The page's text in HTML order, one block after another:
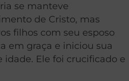
se manteve
de Cristo, mas
filhos com seu esposo
em graça e iniciou sua
idade. Ele foi crucificado e